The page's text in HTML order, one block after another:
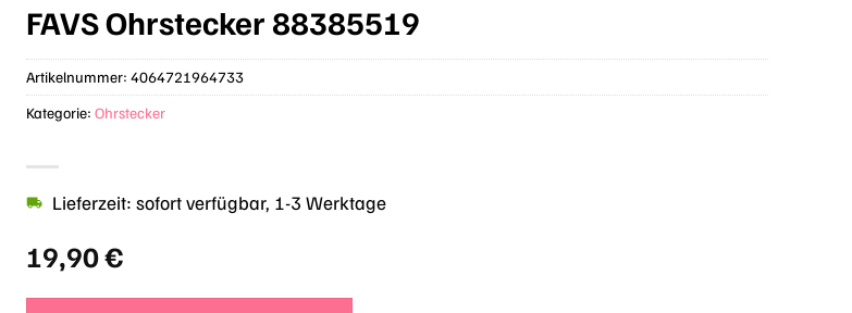
FAVS Ohrstecker 88385519
19,90€
Lieferzeit: sofort verfügbar, 1-3 Werktage
Artikelnummer:4064721964733
Kategorie:Ohrstecker